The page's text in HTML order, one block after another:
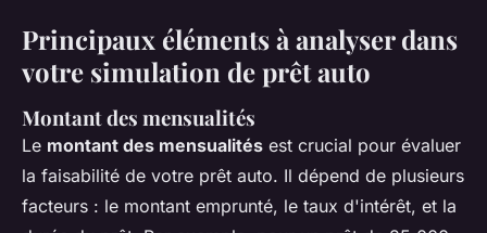
Principaux éléments à analyser dans
votre simulation de prêt auto
Montant des mensualités
Le montant des mensualités est crucial pour évaluer
la faisabilité de votre prêt auto. Il dépend de plusieurs
facteurs : le montant emprunté, le taux d'intérêt, et la